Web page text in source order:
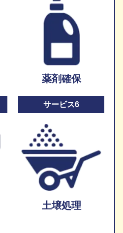
薬剤確保
サービス6
土壌処理